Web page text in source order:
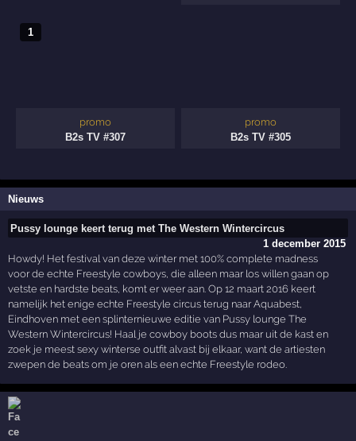
promo
B2s TV #307
1
promo
B2s TV #305
Nieuws
Pussy lounge keert terug met The Western Wintercircus
1 december 2015
Howdy! Het festival van deze winter met 100% complete madness
voor de echte Freestyle cowboys, die alleen maar los willen gaan op
vetste en hardste beats, komt er weer aan. Op 12 maart 2016 keert
namelijk het enige echte Freestyle circus terug naar Aquabest,
Eindhoven met een splinternieuwe editie van Pussy lounge The
Western Wintercircus! Haal je cowboy boots dus maar uit de kast en
zoek je meest sexy winterse outfit alvast bij elkaar, want de artiesten
zwepen de beats om je oren als een echte Freestyle rodeo.